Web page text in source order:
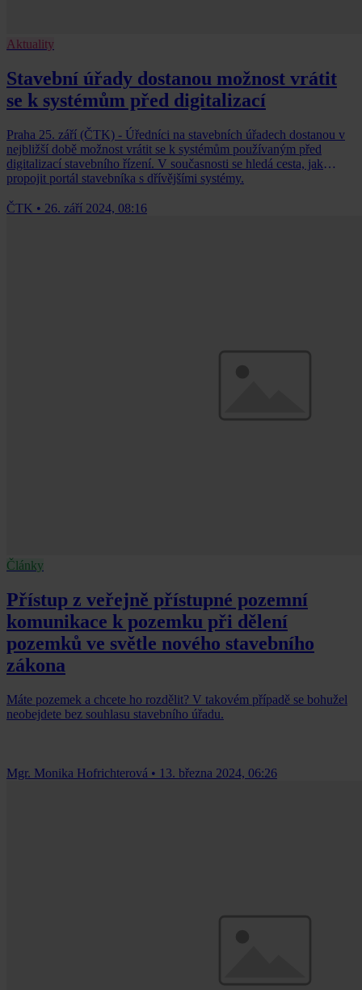
Aktuality
Stavební úřady dostanou možnost vrátit
se k systémům před digitalizací
Praha 25. září (ČTK) - Úředníci na stavebních úřadech dostanou v
nejbližší době možnost vrátit se k systémům používaným před
digitalizací stavebního řízení. V současnosti se hledá cesta, jak
propojit portál stavebníka s dřívějšími systémy.
ČTK • 26. září 2024, 08:16
Články
Přístup z veřejně přístupné pozemní
komunikace k pozemku při dělení
pozemků ve světle nového stavebního
zákona
Máte pozemek a chcete ho rozdělit? V takovém případě se bohužel
neobejdete bez souhlasu stavebního úřadu.
Mgr. Monika Hofrichterová • 13. března 2024, 06:26